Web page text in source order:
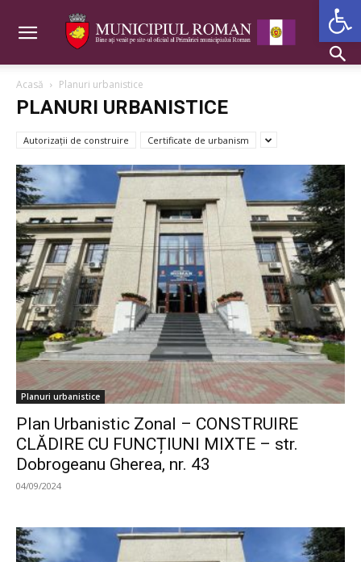
Acasă Planuri urbanistice
PLANURI URBANISTICE
Autorizații de construire Certificate de urbanism
Planuri urbanistice
Plan Urbanistic Zonal – CONSTRUIRE
CLĂDIRE CU FUNCȚIUNI MIXTE – str.
Dobrogeanu Gherea, nr. 43
04/09/2024